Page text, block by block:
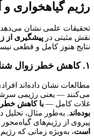
رژیم گیاهخواری
تحقیقات علمی نشان
نقش مثبتی در پیشگیری از
نتایج هنوز کامل و قطعی
۱. کاهش خطر زوال شناختی و آلزایمر
مطالعات نشان داده‌اند
می‌کنند — یعنی رژیمی
غلات کامل — با کاهش خطر
بوده‌اند. به‌طور مثال، تحلیل
پیروی از رژیم‌های گیاه‌محور
است، به‌ویژه زمانی که